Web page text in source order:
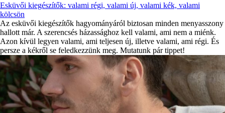
Esküvői kiegészítők: valami régi, valami új, valami kék, valami
kölcsön
Az esküvői kiegészítők hagyományáról biztosan minden menyasszony
hallott már. A szerencsés házassághoz kell valami, ami nem a miénk.
Azon kívül legyen valami, ami teljesen új, illetve valami, ami régi. És
persze a kékről se feledkezzünk meg. Mutatunk pár tippet!